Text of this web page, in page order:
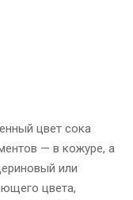
цвет сока
— в кожуре, а
или
цвета,